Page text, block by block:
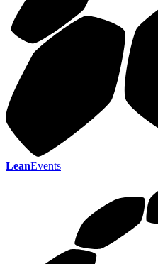
LeanEvents